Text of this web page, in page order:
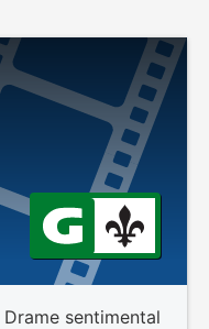
Drame sentimental